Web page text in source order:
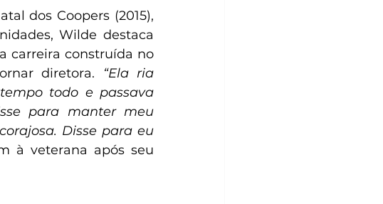
dos Coopers (2015),
Wilde destaca
carreira construída no
diretora.
“Ela ria
todo e passava
para manter meu
Disse para eu
à veterana após seu